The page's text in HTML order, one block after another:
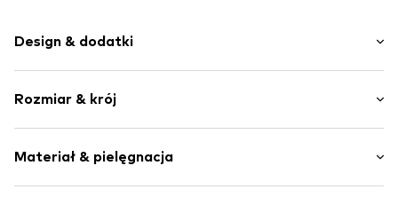
Design & dodatki
Imitacja skóry
Zaokrąglony czubek
Elastyczne wstawki
Rozmiar & krój
Tabela rozmiarów
Materiał & pielęgnacja